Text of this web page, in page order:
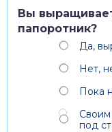
Вы
папоротник?
Да,
Нет,
Пока
под